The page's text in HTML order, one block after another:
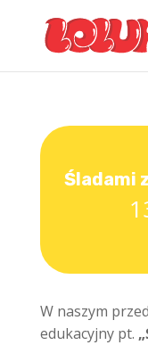
Śladami
W naszym
edukacyjny pt.